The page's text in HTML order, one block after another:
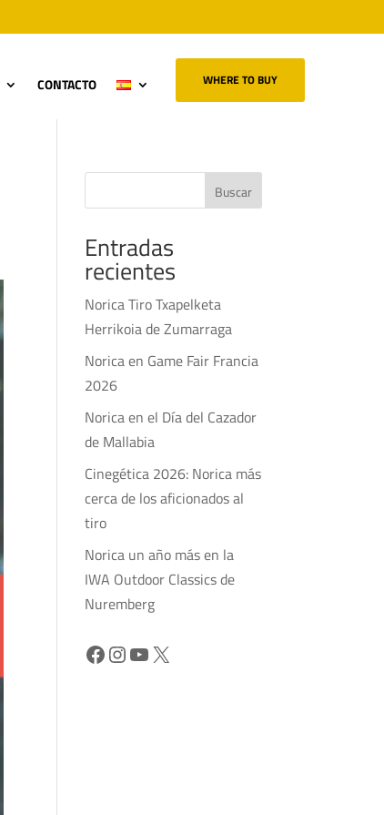
CONTACTO WHERE TO BUY
Buscar
Entradas
recientes
Norica Tiro Txapelketa
Herrikoia de Zumarraga
Norica en Game Fair Francia
2026
Norica en el Día del Cazador
de Mallabia
Cinegética 2026: Norica más
cerca de los aficionados al
tiro
Norica un año más en la
IWA Outdoor Classics de
Nuremberg
Facebook
Instagram
YouTube
X